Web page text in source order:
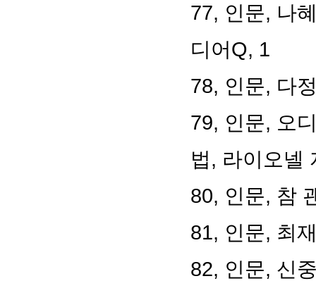
77, 인문, 나
디어Q, 1
78, 인문, 다
79, 인문, 오
법, 라이오넬
80, 인문, 참
81, 인문, 최
82, 인문, 신